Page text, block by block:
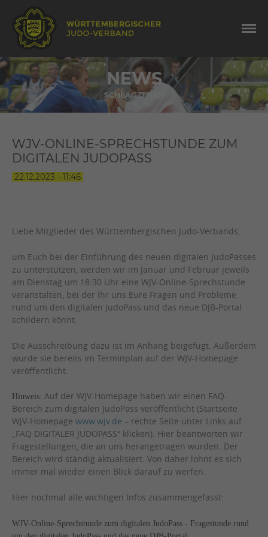
NEWS
SCHLAGZEILEN
WJV-ONLINE-SPRECHSTUNDE ZUM
DIGITALEN JUDOPASS
22.12.2023 - 11:46
Liebe Mitglieder des Württembergischen Judo-Verbands,
um Euch bei der Einführung des neuen digitalen JudoPasses
zu unterstützen, werden wir im Januar und Februar jeweils
am Dienstag um 18:30 Uhr eine WJV-Online-Sprechstunde
veranstalten, bei der Ihr uns Eure Fragen und Probleme
rund um den digitalen JudoPass und das neue DJB-Portal
schildern könnt.
Die Ausschreibung dazu ist im Anhang beigefügt. Außerdem
wurde sie bereits im Terminplan auf der WJV-Homepage
veröffentlicht.
Hinweis: Auf der WJV-Homepage haben wir einen FAQ-
Bereich zum digitalen JudoPass veröffentlicht (Startseite
WJV-Homepage www.wjv.de – rechte Seite unter Links auf
„FAQ DIGITALER JUDOPASS“ klicken). Hier beantworten wir
Fragestellungen, die an uns herangetragen wurden. Der
Bereich wird ständig aktualisiert. Von daher lohnt es sich
immer mal wieder einen Blick darauf zu werfen.
Hier nochmal alle wichtigen Infos zusammengefasst:
WJV-Online-Sprechstunde zum digitalen JudoPass - Fragestunde rund